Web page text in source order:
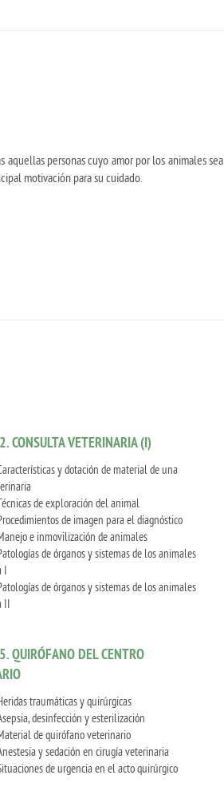
aquellas personas cuyo amor por los animales sea
motivación para su cuidado.
CONSULTA VETERINARIA (I)
y dotación de material de una
de exploración del animal
de imagen para el diagnóstico
e inmovilización de animales
de órganos y sistemas de los animales
I
de órganos y sistemas de los animales
II
QUIRÓFANO DEL CENTRO
traumáticas y quirúrgicas
desinfección y esterilización
de quirófano veterinario
y sedación en cirugía veterinaria
de urgencia en el acto quirúrgico